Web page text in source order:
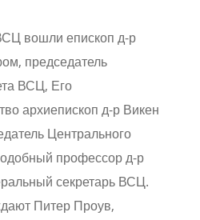
вошли епископ д-р
председатель
ВСЦ, Его
архиепископ д-р Викен
Центрального
профессор д-р
секретарь ВСЦ.
Питер Проув,